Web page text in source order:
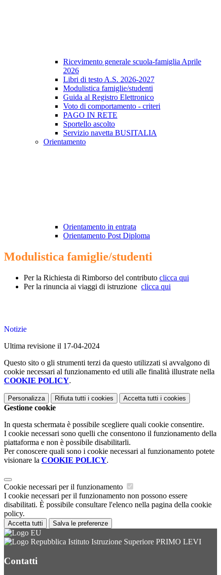
Ricevimento generale scuola-famiglia Aprile
2026
Libri di testo A.S. 2026-2027
Modulistica famiglie/studenti
Guida al Registro Elettronico
Voto di comportamento - criteri
PAGO IN RETE
Sportello ascolto
Servizio navetta BUSITALIA
Orientamento
Orientamento in entrata
Orientamento Post Diploma
Modulistica famiglie/studenti
Per la Richiesta di Rimborso del contributo clicca qui
Per la rinuncia ai viaggi di istruzione clicca qui
Notizie
Ultima revisione il 17-04-2024
Questo sito o gli strumenti terzi da questo utilizzati si avvalgono di
cookie necessari al funzionamento ed utili alle finalità illustrate nella
COOKIE POLICY.
Personalizza Rifiuta tutti i cookies Accetta tutti i cookies
Gestione cookie
In questa schermata è possibile scegliere quali cookie consentire.
I cookie necessari sono quelli che consentono il funzionamento della
piattaforma e non è possibile disabilitarli.
Per conoscere quali sono i cookie necessari al funzionamento potete
visionare la COOKIE POLICY.
Cookie necessari per il funzionamento
I cookie necessari per il funzionamento non possono essere
disabilitati. È possibile consultare l'elenco nella pagina della cookie
policy.
Accetta tutti Salva le preferenze
Istituto Istruzione Superiore PRIMO LEVI
Contatti